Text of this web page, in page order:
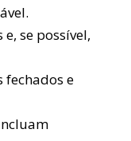
se possível,
fechados e